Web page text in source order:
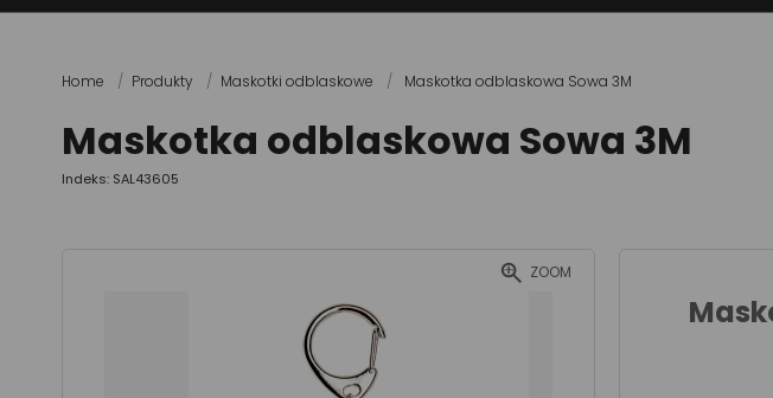
Home Produkty Maskotki odblaskowe Maskotka odblaskowa Sowa 3M
Maskotka odblaskowa Sowa 3M
Indeks: SAL43605
ZOOM